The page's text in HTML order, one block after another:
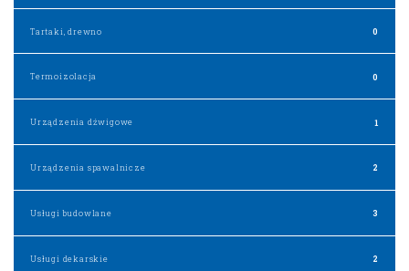
Tartaki, drewno 0
Termoizolacja 0
Urządzenia dźwigowe 1
Urządzenia spawalnicze 2
Usługi budowlane 3
Usługi dekarskie 2